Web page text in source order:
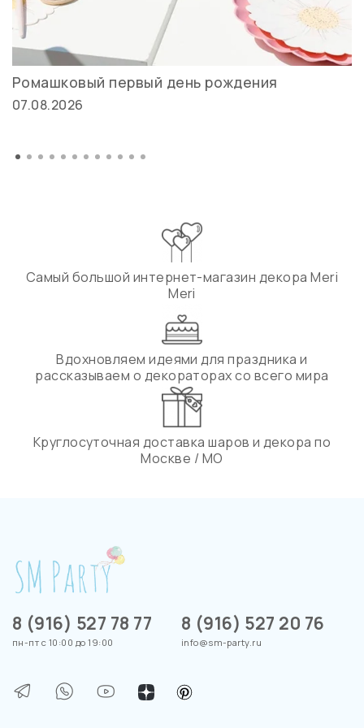
Ромашковый первый день рождения
07.08.2026
Самый большой интернет-магазин декора Meri
Meri
Вдохновляем идеями для праздника и
рассказываем о декораторах со всего мира
Круглосуточная доставка шаров и декора по
Москве / МО
8 (916) 527 78 77
пн-пт с 10:00 до 19:00
8 (916) 527 20 76
info@sm-party.ru